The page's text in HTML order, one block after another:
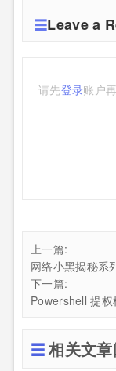
Leave a
请先登录账户
上一篇:
网络小黑揭秘系
下一篇:
Powershell 提
相关文